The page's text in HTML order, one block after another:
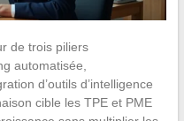
de trois piliers
automatisée,
d’outils d’intelligence
cible les TPE et PME